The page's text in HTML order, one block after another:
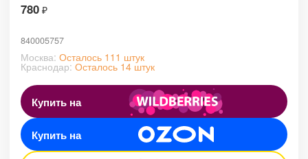
780 ₽
840005757
Москва: Осталось 111 штук
Краснодар: Осталось 14 штук
Купить на
Купить на